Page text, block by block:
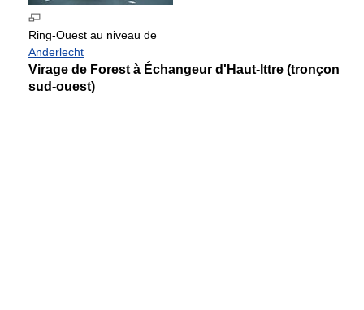
Ring-Ouest au niveau de
Anderlecht
Virage de Forest à Échangeur d'Haut-Ittre (tronçon
sud-ouest)